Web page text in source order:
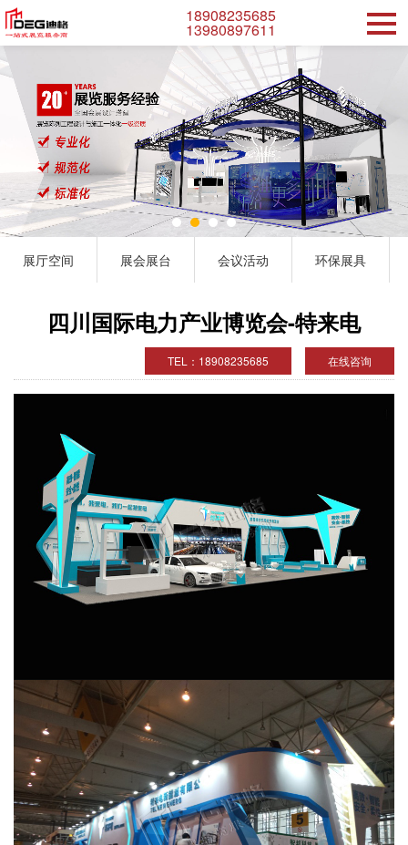
18908235685
13980897611
展厅空间 展会展台 会议活动 环保展具
四川国际电力产业博览会-特来电
在线咨询
TEL：18908235685